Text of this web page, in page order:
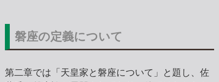
磐座の定義について
第二章では「天皇家と磐座について」と題し、佐